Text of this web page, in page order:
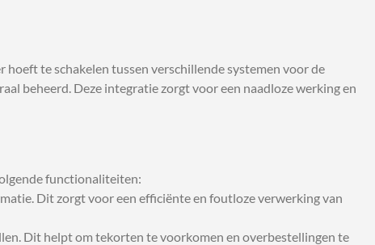
te schakelen tussen verschillende systemen voor de
beheerd. Deze integratie zorgt voor een naadloze werking en
functionaliteiten:
Dit zorgt voor een efficiënte en foutloze verwerking van
Dit helpt om tekorten te voorkomen en overbestellingen te